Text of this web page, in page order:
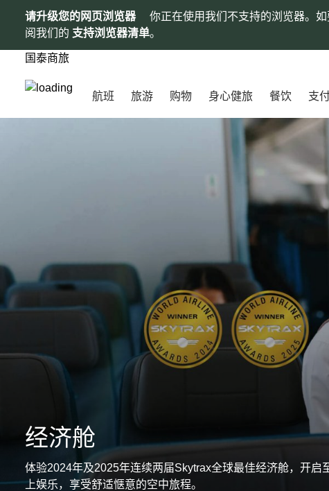
请升级您的网页浏览器
你正在使用我们不支持的浏览器。
阅我们的 支持浏览器清单。
国泰商旅
航班 旅游 购物 身心健旅 餐饮 支
经济舱
体验2024年及2025年连续两届Skytrax全球最佳经济舱，开
上娱乐，享受舒适惬意的空中旅程。